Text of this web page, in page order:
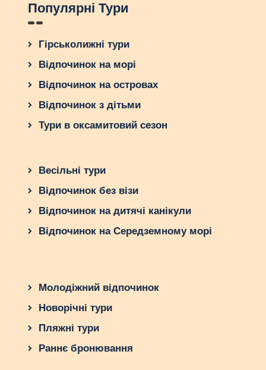
Популярні Тури
Гірськолижні тури
Відпочинок на морі
Відпочинок на островах
Відпочинок з дітьми
Тури в оксамитовий сезон
Весільні тури
Відпочинок без візи
Відпочинок на дитячі канікули
Відпочинок на Середземному морі
Молодіжний відпочинок
Новорічні тури
Пляжні тури
Раннє бронювання